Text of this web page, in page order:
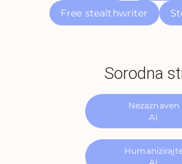
Free stealthwriter
Sorodna
Nezaznaven
AI